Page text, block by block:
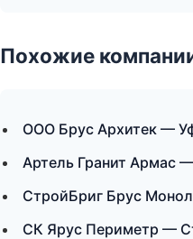
Похожие
ООО Брус Архитек —
Артель Гранит Армас
СтройБриг Брус
СК Ярус Периметр —